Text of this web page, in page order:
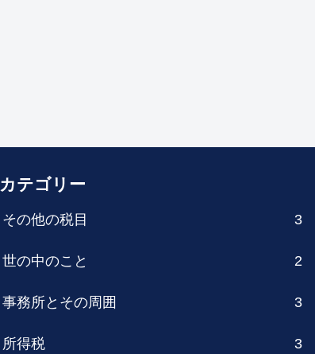
カテゴリー
その他の税目 3
世の中のこと 2
事務所とその周囲 3
所得税 3